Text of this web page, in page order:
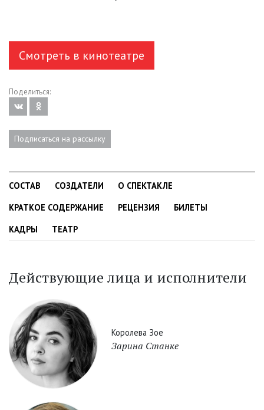
Смотреть в кинотеатре
Поделиться:
Подписаться на рассылку
СОСТАВ СОЗДАТЕЛИ
О СПЕКТАКЛЕ
КРАТКОЕ СОДЕРЖАНИЕ
РЕЦЕНЗИЯ
БИЛЕТЫ
КАДРЫ
ТЕАТР
Действующие лица и исполнители
Королева Зое
Зарина Станке